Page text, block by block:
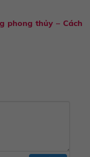
phong thủy – Cách